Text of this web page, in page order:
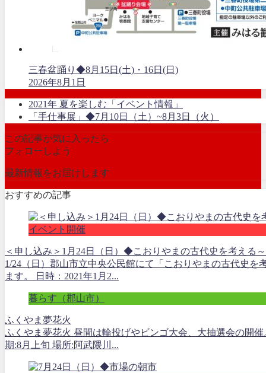
三春盆踊り◆8月15日(土)・16日(日)
2026年8月1日
2021年 夏を楽しむ「イベント情報」
「手仕事展」◆7月10日（土）~8月3日（火）
この記事が気に入ったら
フォローしよう
最新情報をお届けします
おすすめの記事
イベント開催
＜申し込み＞1月24日（日）◆こおりやまの古代史を考える
1/24（日）郡山市立中央公民館にて「こおりやまの古代史
ます。 日時：2021年1月2...
暮らす（郡山市）
ふくやま夢花火
ふくやま夢花火 昼間は輪投げやビンゴ大会、大抽選会の開
期:8月上旬 場所:阿武隈川...